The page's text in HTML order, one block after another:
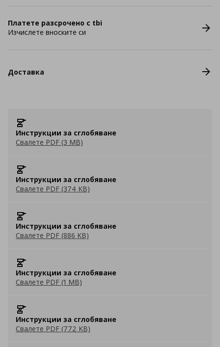
Платете разсрочено с tbi
Изчислете вноските си
Доставка
Инструкции за сглобяване
Свалете PDF (3 MB)
Инструкции за сглобяване
Свалете PDF (374 KB)
Инструкции за сглобяване
Свалете PDF (886 KB)
Инструкции за сглобяване
Свалете PDF (1 MB)
Инструкции за сглобяване
Свалете PDF (772 KB)